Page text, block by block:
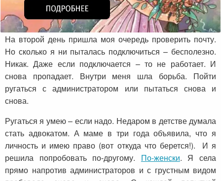
На второй день пришла моя очередь проверить почту.
Но сколько я ни пыталась подключиться – бесполезно.
Никак. Даже если подключается – то не работает. И
снова пропадает. Внутри меня шла борьба. Пойти
ругаться с администратором или пытаться снова и
снова.
Ругаться я умею – если надо. Недаром в детстве думала
стать адвокатом. А маме в три года объявила, что я
личность и имею право (вот откуда что берется!). И я
решила попробовать по-другому. По-женски. Я села
прямо напротив администраторов и с грустным видом